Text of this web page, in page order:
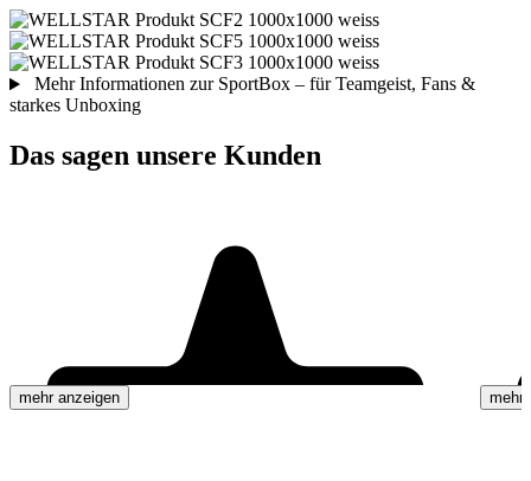
Mehr Informationen zur SportBox – für Teamgeist, Fans &
starkes Unboxing
Das sagen unsere Kunden
mehr anzeigen mehr